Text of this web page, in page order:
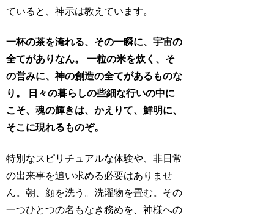
ていると、神示は教えています。
一杯の茶を淹れる、その一瞬に、宇宙の
全てがありなん。
一粒の米を炊く、そ
の営みに、神の創造の全てがあるものな
り。
日々の暮らしの些細な行いの中に
こそ、魂の輝きは、かえりて、鮮明に、
そこに現れるものぞ。
特別なスピリチュアルな体験や、非日常
の出来事を追い求める必要はありませ
ん。朝、顔を洗う。洗濯物を畳む。その
一つひとつの名もなき務めを、神様への